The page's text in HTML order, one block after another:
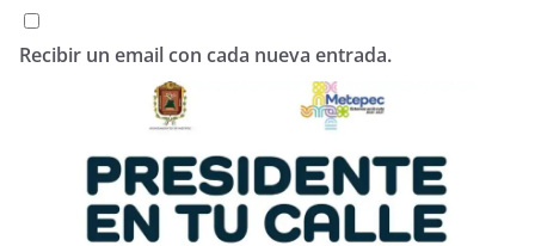
Recibir un email con cada nueva entrada.